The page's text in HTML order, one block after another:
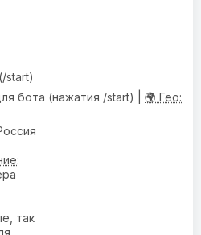
start)
бота (нажатия /start) | 🌍 Гео:
:
так